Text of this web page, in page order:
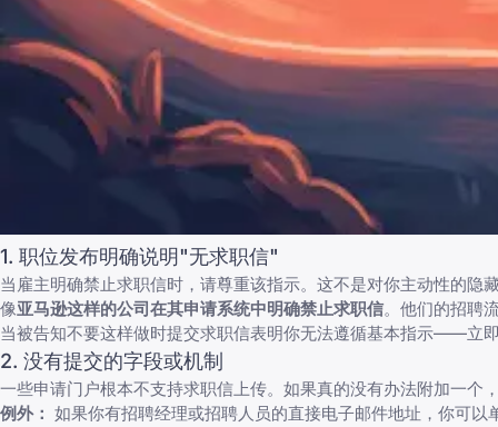
1. 职位发布明确说明"无求职信"
当雇主明确禁止求职信时，请尊重该指示。这不是对你主动性的
像亚马逊这样的公司在其申请系统中明确禁止求职信。他们的招聘
当被告知不要这样做时提交求职信表明你无法遵循基本指示——立
2. 没有提交的字段或机制
一些申请门户根本不支持求职信上传。如果真的没有办法附加一个
例外： 如果你有招聘经理或招聘人员的直接电子邮件地址，你可